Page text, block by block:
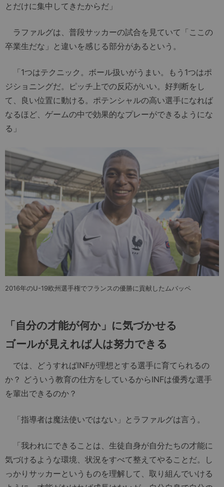
とだけに集中してきたからだ」
ラファルグは、普段サッカーの試合を見ていて「ここの
卒業生だな」と違いを感じる部分があるという。
「1つはテクニック。ボール扱いがうまい。もう1つはポ
ジショニングだ。ピッチ上での反応がいい。好判断をし
て、良い位置に動ける。ポテンシャルの高い選手になれば
なるほど、ゲームの中で効果的なプレーができるようにな
る」
2016年のU-19欧州選手権でフランスの優勝に貢献したムバッペ
「自分の才能が何か」に気づかせる
ゴールが見えれば人は努力できる
では、どうすればINFが理想とする選手に育てられるの
か？ どういう教育の仕方をしているからINFは優秀な選手
を輩出できるのか？
「指導者は魔法使いではない」とラファルグは言う。
「我われにできることは、生徒自身が自分たちの才能に
気づけるような環境、状況をすべて整えてやることだ。し
っかりサッカーというものを理解して、取り組んでいける